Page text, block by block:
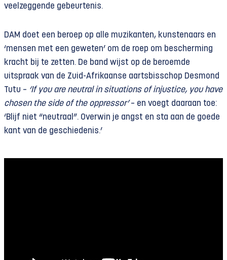
veelzeggende gebeurtenis.
DAM doet een beroep op alle muzikanten, kunstenaars en
‘mensen met een geweten’ om de roep om bescherming
kracht bij te zetten. De band wijst op de beroemde
uitspraak van de Zuid-Afrikaanse aartsbisschop Desmond
Tutu – ‘If you are neutral in situations of injustice, you have
chosen the side of the oppressor’– en voegt daaraan toe:
‘Blijf niet “neutraal”. Overwin je angst en sta aan de goede
kant van de geschiedenis.’